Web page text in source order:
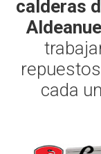
calderas
cada